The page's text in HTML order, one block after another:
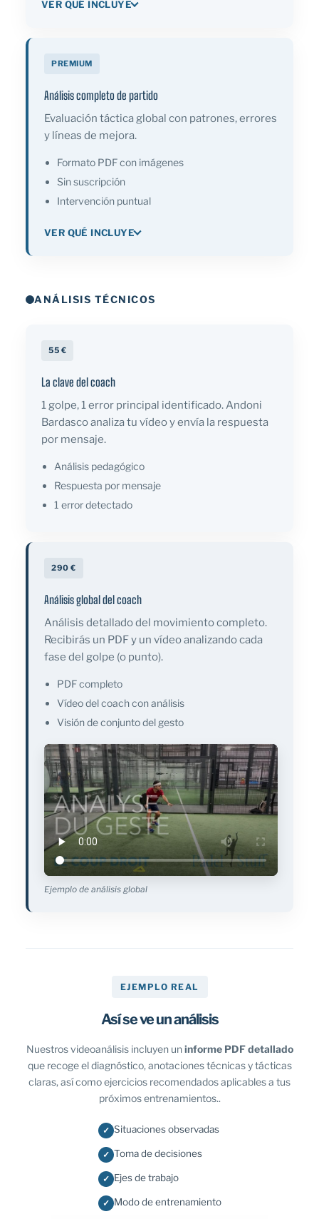
VER QUÉ INCLUYE
PREMIUM
Análisis completo de partido
Evaluación táctica global con patrones, errores
y líneas de mejora.
Formato PDF con imágenes
Sin suscripción
Intervención puntual
VER QUÉ INCLUYE
ANÁLISIS TÉCNICOS
55 €
La clave del coach
1 golpe, 1 error principal identificado. Andoni
Bardasco analiza tu vídeo y envía la respuesta
por mensaje.
Análisis pedagógico
Respuesta por mensaje
1 error detectado
290 €
Análisis global del coach
Análisis detallado del movimiento completo.
Recibirás un PDF y un vídeo analizando cada
fase del golpe (o punto).
PDF completo
Vídeo del coach con análisis
Visión de conjunto del gesto
Ejemplo de análisis global
EJEMPLO REAL
Así se ve un análisis
Nuestros videoanálisis incluyen uninforme PDF detallado
que recoge el diagnóstico, anotaciones técnicas y tácticas
claras, así como ejercicios recomendados aplicables a tus
próximos entrenamientos..
✓ Situaciones observadas
✓ Toma de decisiones
✓ Ejes de trabajo
✓ Modo de entrenamiento